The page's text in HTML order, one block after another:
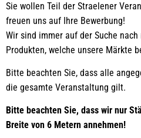
Sie wollen Teil der Straelener
freuen uns auf Ihre Bewerbung!
Wir sind immer auf der Suche
Produkten, welche unsere Märkte
Bitte beachten Sie, dass alle
die gesamte Veranstaltung gilt.
Bitte beachten Sie, dass wir nur
Breite von 6 Metern annehmen!